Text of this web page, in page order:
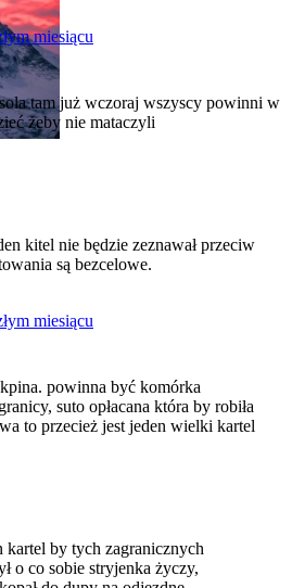
miesiącu
tam już wczoraj wszyscy powinni w
żeby nie mataczyli
kitel nie będzie zeznawał przeciw
są bezcelowe.
miesiącu
powinna być komórka
suto opłacana która by robiła
to przecież jest jeden wielki kartel
kartel by tych zagranicznych
o co sobie stryjenka życzy,